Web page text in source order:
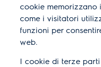
cookie memorizzano
come i visitatori
funzioni per
web.
I cookie di terze